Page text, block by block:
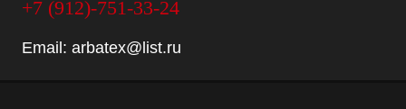
+7 (912)-751-33-24
Email: arbatex@list.ru